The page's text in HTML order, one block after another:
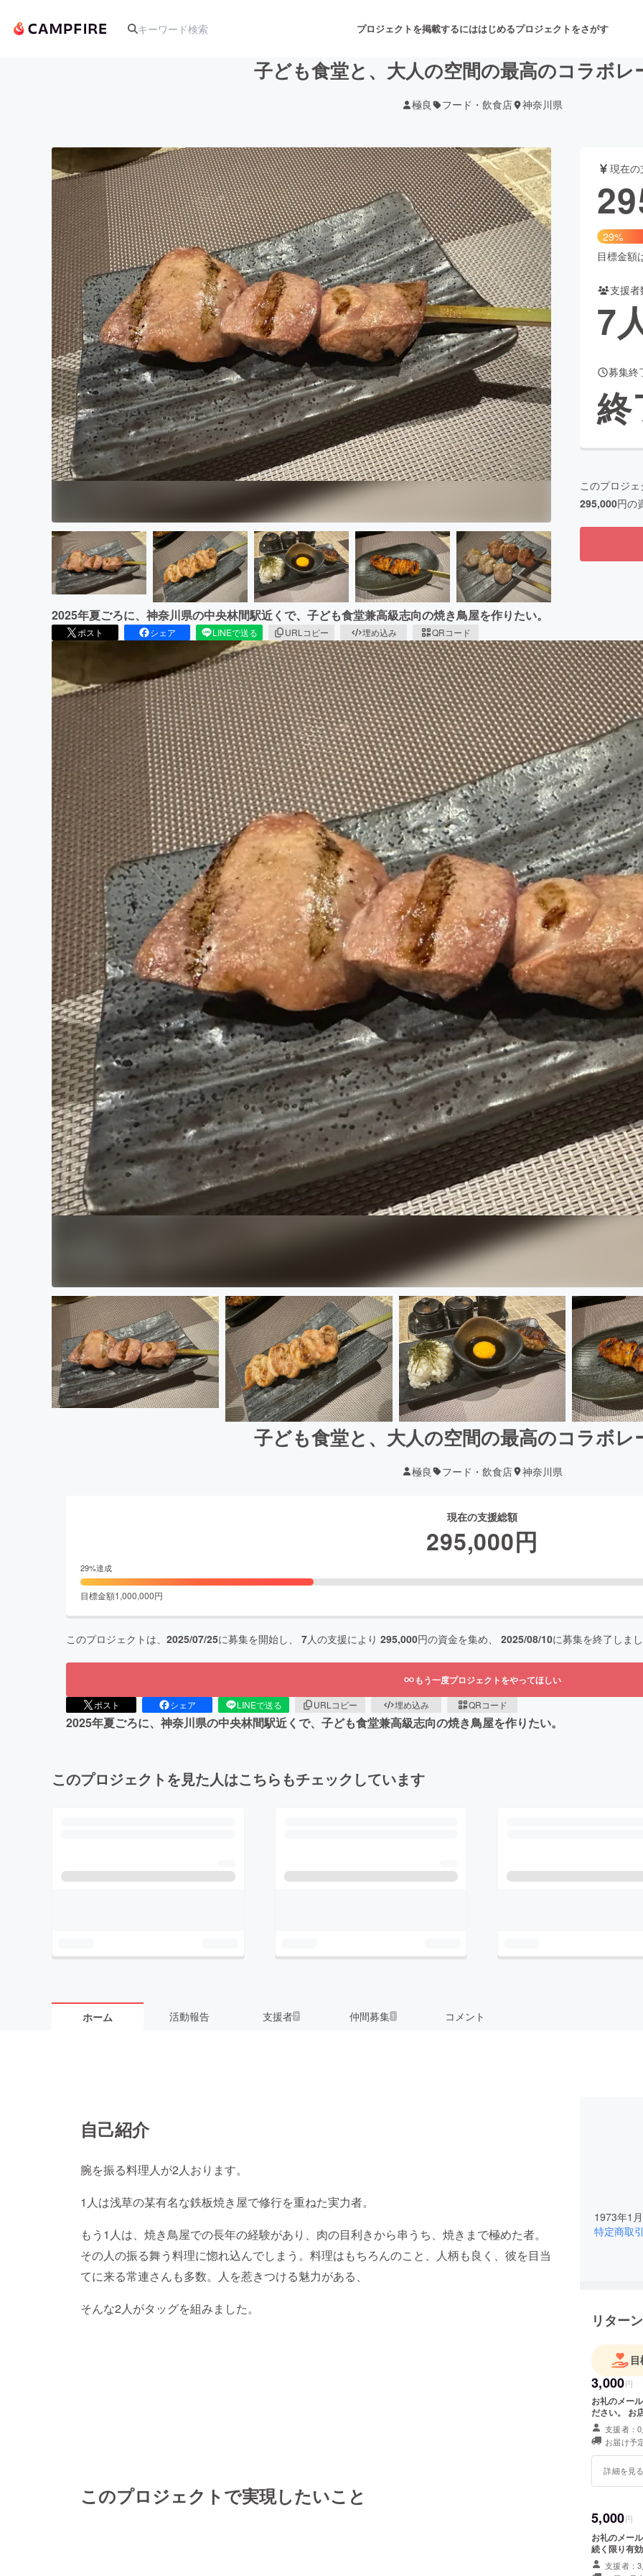
プロジェクトを掲載するにははじめるプロジェクトをさがす
アート・写真 音楽 舞台・パフォーマンス
テクノロジー・ガジェット ゲーム・サービス開発 フード・飲食店
映像・映画 書籍・雑誌出版 アニメ・漫画
ビジネス・起業 チャレンジ ビューティー・ヘルスケ
まちづくり・地域活性化
CAMPFIRE for Social GoodCAMPFIRE Creation
CAMPFIREふるさと納税machi-yaコミュニティ
子ども食堂と、大人の空間の最高のコラボレ
極良 フード・飲食店 神奈川県
2025年夏ごろに、神奈川県の中央林間駅近くで、子ども食堂兼高級志向の焼き鳥屋を作りたい。
ポスト シェア LINEで送る URLコピー 埋め込み QRコード
現在
29%
目標金額
支援者
7
募集終
終
このプロジ
295,000円の
子ども食堂と、大人の空間の最高のコラボレ
極良 フード・飲食店 神奈川県
現在の支援総額
295,000円
29%達成
目標金額1,000,000円
このプロジェクトは、 2025/07/25に募集を開始し、 7人の支援により 295,000円の資金を集め、 2025/08/10に募集を終了しま
もう一度プロジェクトをやってほしい
ポスト シェア LINEで送る URLコピー 埋め込み QRコード
2025年夏ごろに、神奈川県の中央林間駅近くで、子ども食堂兼高級志向の焼き鳥屋を作りたい。
このプロジェクトを見た人はこちらもチェックしています
ホーム 活動報告 支援者7 仲間募集 1 コメント
自己紹介
腕を振る料理人が2人おります。
1人は浅草の某有名な鉄板焼き屋で修行を重ねた実力者。
もう1人は、焼き鳥屋での長年の経験があり、肉の目利きから串うち、焼きまで極めた者。
その人の振る舞う料理に惚れ込んでしまう。料理はもちろんのこと、人柄も良く、彼を目当
てに来る常連さんも多数。人を惹きつける魅力がある、
そんな2人がタッグを組みました。
このプロジェクトで実現したいこと
1973年1
特定商取
リター
3,000円
お礼のメール 4,000円分の食事券 お名前・電話番号・ご住所をご
ださい。 お
支援者：
お届け予
詳細を見
5,000円
お礼のメール 8,000円分の
支援者：